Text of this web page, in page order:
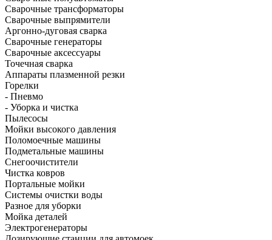
Сварочные трансформаторы
Сварочные выпрямители
Аргонно-дуговая сварка
Сварочные генераторы
Сварочные аксессуары
Точечная сварка
Аппараты плазменной резки
Горелки
- Пневмо
- Уборка и чистка
Пылесосы
Мойки высокого давления
Поломоечные машины
Подметальные машины
Снегоочистители
Чистка ковров
Портальные мойки
Системы очистки воды
Разное для уборки
Мойка деталей
Электрогенераторы